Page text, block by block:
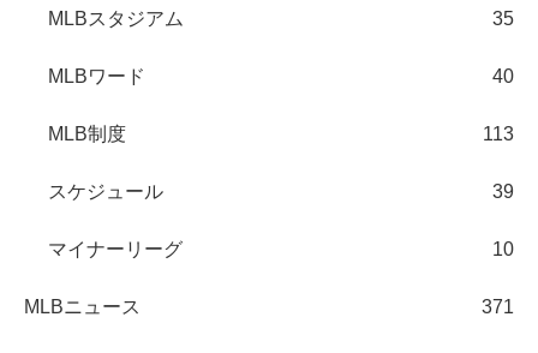
MLBスタジアム 35
MLBワード 40
MLB制度 113
スケジュール 39
マイナーリーグ 10
MLBニュース 371